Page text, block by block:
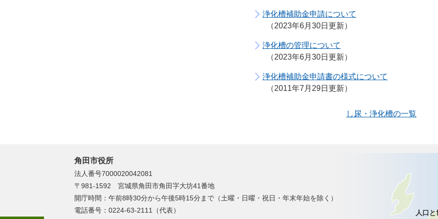
浄化槽補助金申請について
2023年6月30日更新
浄化槽の管理について
2023年6月30日更新
浄化槽補助金申請書の様式について
2011年7月29日更新
し尿・浄化槽の一覧
角田市役所
法人番号7000020042081
〒981-1592 宮城県角田市角田字大坊41番地
開庁時間：午前8時30分から午後5時15分まで（土曜・日曜・祝日・年末年始を除く）
電話番号：0224-63-2111（代表）
人口